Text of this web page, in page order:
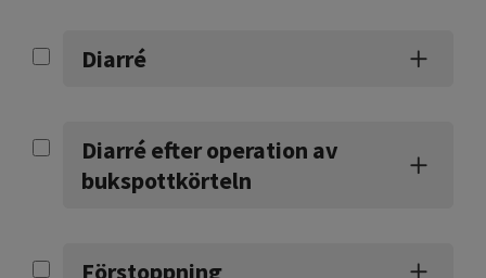
Diarré
Diarré efter operation av
bukspottkörteln
Förstoppning